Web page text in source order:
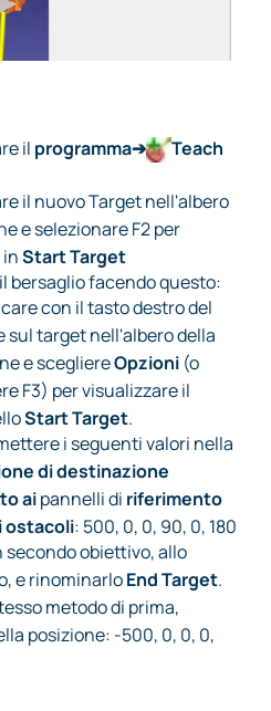
il programma➔
Teach
il nuovo Target nell'albero
e selezionare F2 per
Start Target
bersaglio facendo questo:
con il tasto destro del
sul target nell'albero della
e scegliereOpzioni (o
F3) per visualizzare il
Start Target.
i seguenti valori nella
di destinazione
aipannelli di riferimento
ostacoli: 500, 0, 0, 90, 0, 180
secondo obiettivo, allo
e rinominarloEnd Target.
metodo di prima,
posizione: -500, 0, 0, 0,